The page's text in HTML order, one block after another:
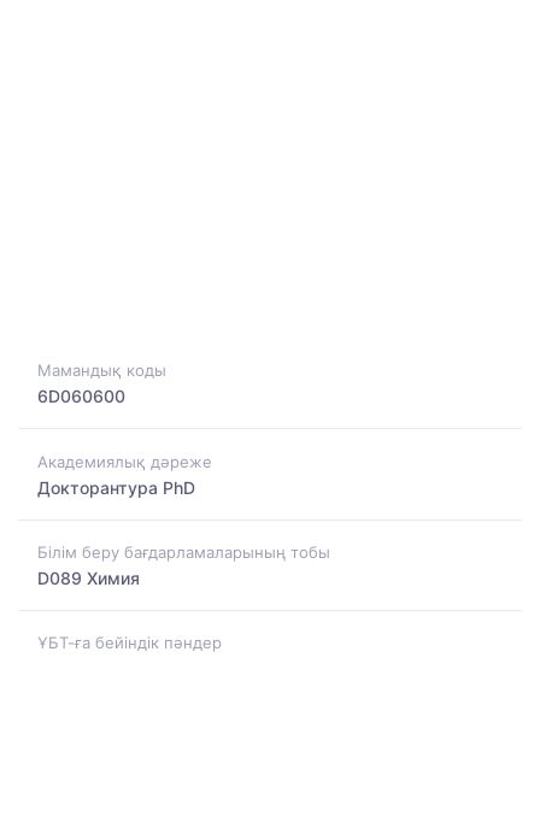
Мамандық коды
6D060600
Академиялық дәреже
Докторантура PhD
Білім беру бағдарламаларының тобы
D089 Химия
ҰБТ-ға бейіндік пәндер